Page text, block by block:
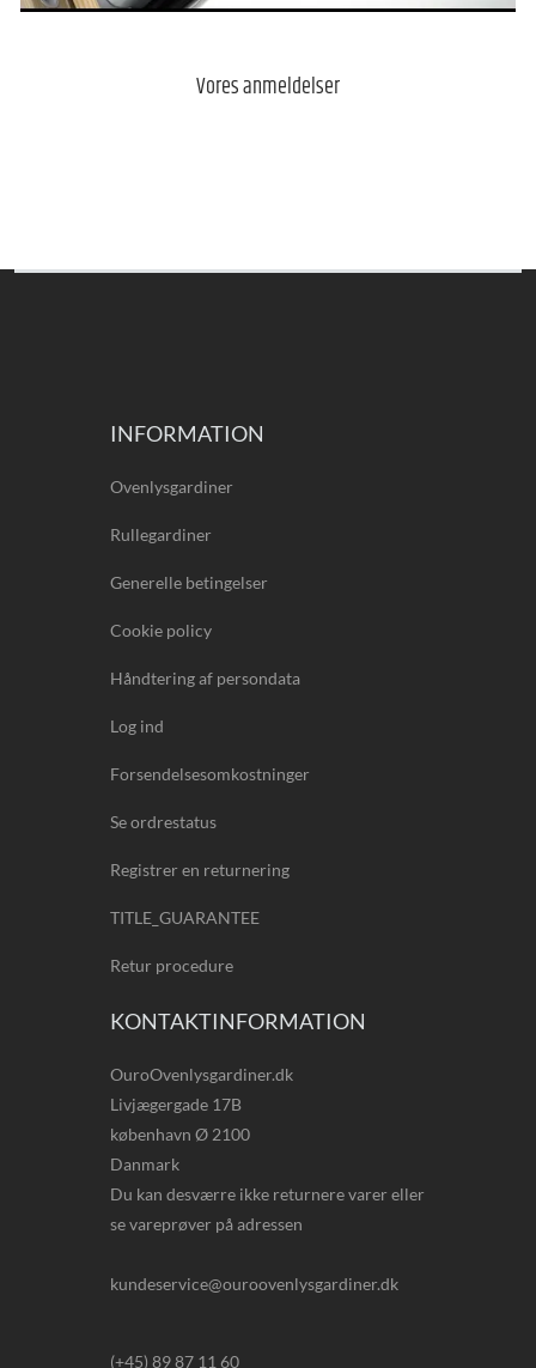
Vores anmeldelser
INFORMATION
Ovenlysgardiner
Rullegardiner
Generelle betingelser
Cookie policy
Håndtering af persondata
Log ind
Forsendelsesomkostninger
Se ordrestatus
Registrer en returnering
TITLE_GUARANTEE
Retur procedure
KONTAKTINFORMATION
OuroOvenlysgardiner.dk
Livjægergade 17B
københavn Ø 2100
Danmark
Du kan desværre ikke returnere varer eller
se vareprøver på adressen
kundeservice@ouroovenlysgardiner.dk
(+45) 89 87 11 60